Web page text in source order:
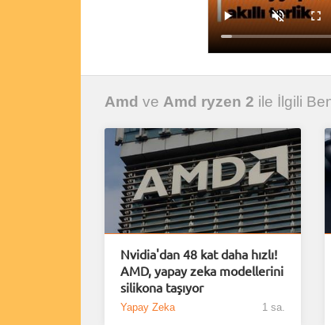
Amd ve Amd ryzen 2 ile İlgili
Nvidia'dan 48 kat daha hızlı!
AMD, yapay zeka modellerini
silikona taşıyor
Yapay Zeka 1 sa.